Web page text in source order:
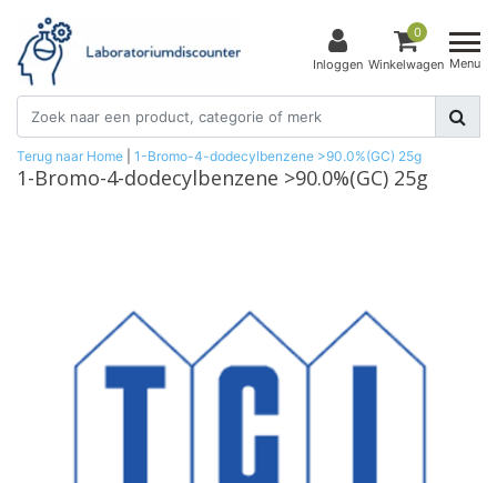
Inloggen
0
Winkelwagen Menu
Terug naar Home 1-Bromo-4-dodecylbenzene >90.0%(GC) 25g
1-Bromo-4-dodecylbenzene >90.0%(GC) 25g